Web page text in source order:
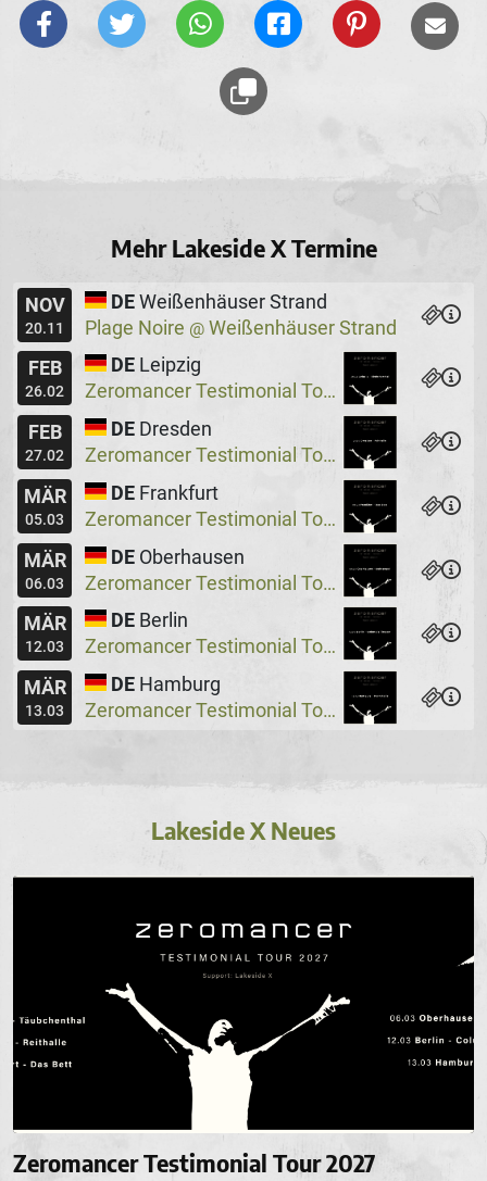
Mehr Lakeside X Termine
NOV
20.11
DE Weißenhäuser Strand
Plage Noire @ Weißenhäuser Strand
FEB
26.02
DE Leipzig
Zeromancer Testimonial Tour, Special Guest: Lakeside X
FEB
27.02
DE Dresden
Zeromancer Testimonial Tour, Special Guest: Lakeside X
MÄR
05.03
DE Frankfurt
Zeromancer Testimonial Tour, Special Guest: Lakeside X
MÄR
06.03
DE Oberhausen
Zeromancer Testimonial Tour, Special Guest: Lakeside X
MÄR
12.03
DE Berlin
Zeromancer Testimonial Tour, Special Guest: Lakeside X
MÄR
13.03
DE Hamburg
Zeromancer Testimonial Tour, Special Guest: Lakeside X
Lakeside X Neues
Zeromancer Testimonial Tour 2027